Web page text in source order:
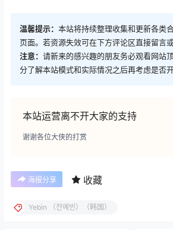
温馨提示： 本站将持续整理收集和更新各类
页面。若资源失效可在下方评论区直接留言
注意： 请新来的感兴趣的朋友务必观看网站
分了解本站模式和实际情况之后再考虑是否开
本站运营离不开大家的支持
谢谢各位大侠的打赏
海报分享 收藏
Yebin （전예빈）（韩国）